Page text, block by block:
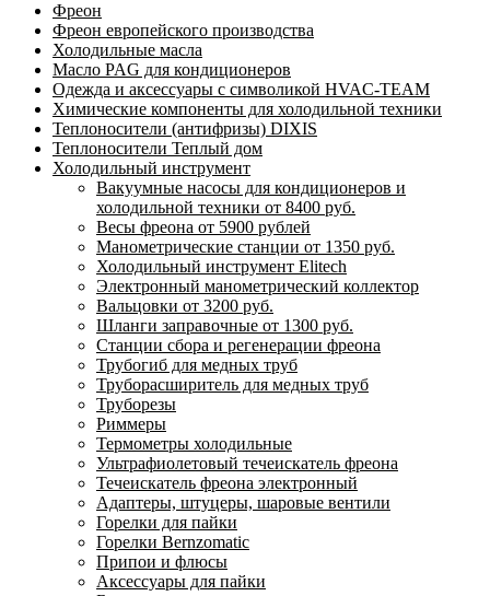
Фреон
Фреон европейского производства
Холодильные масла
Масло PAG для кондиционеров
Одежда и аксессуары с символикой HVAC-TEAM
Химические компоненты для холодильной техники
Теплоносители (антифризы) DIXIS
Теплоносители Теплый дом
Холодильный инструмент
Вакуумные насосы для кондиционеров и
холодильной техники от 8400 руб.
Весы фреона от 5900 рублей
Манометрические станции от 1350 руб.
Холодильный инструмент Elitech
Электронный манометрический коллектор
Вальцовки от 3200 руб.
Шланги заправочные от 1300 руб.
Станции сбора и регенерации фреона
Трубогиб для медных труб
Труборасширитель для медных труб
Труборезы
Риммеры
Термометры холодильные
Ультрафиолетовый течеискатель фреона
Течеискатель фреона электронный
Адаптеры, штуцеры, шаровые вентили
Горелки для пайки
Горелки Bernzomatic
Припои и флюсы
Аксессуары для пайки